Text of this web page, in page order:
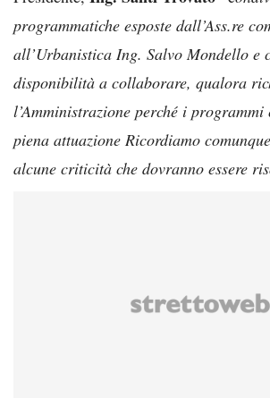
programmatiche esposte dall’Ass.re
all’Urbanistica Ing. Salvo Mondello e
disponibilità a collaborare, qualora
l’Amministrazione perché i
piena attuazione Ricordiamo
alcune criticità che dovranno essere